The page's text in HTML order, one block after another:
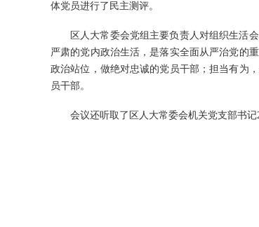
体党员进行了民主测评。
区人大常委会党组主要负责人对组织生活
严肃的党内政治生活，是落实全面从严治党的
政治站位，做绝对忠诚的党员干部；担当有为
员干部。
会议还听取了区人大常委会机关党支部书